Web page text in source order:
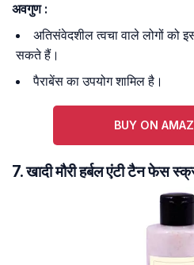
अवगुण :
अतिसंवेदशील त्वचा वाले लोगों को
सकते हैं।
पैराबेंस का उपयोग शामिल है।
BUY ON
7. खादी मौरी हर्बल एंटी टैन फेस